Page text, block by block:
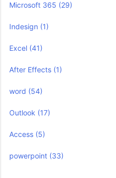
Microsoft 365 (29)
Indesign (1)
Excel (41)
After Effects (1)
word (54)
Outlook (17)
Access (5)
powerpoint (33)